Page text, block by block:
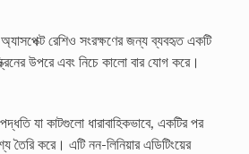
রেশিও সংরক্ষণের জন্য ব্যবহৃত একটি
উপরে এবং নিচে কালো বার যোগ করে।
যা কাটগুলো ধারাবাহিকভাবে, একটির পর
তৈরি করে। এটি নন-লিনিয়ার এডিটিংয়ের